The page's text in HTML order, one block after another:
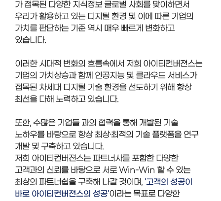
가 접목된 다양한 지식정보 글로벌 사회를 맞이하면서
우리가 활용하고 있는 디지털 환경 및 이에 따른 기업의
가치를 판단하는 기준 역시 매우 빠르게 변화하고
있습니다.
이러한 시대적 변화의 흐름속에서 저희 아이티컨버젼스는
기업의 가치상승과 함께 인공지능 및 클라우드 서비스가
접목된 차세대 디지털 기술 환경을 선도하기 위해 항상
최선을 다해 노력하고 있습니다.
또한, 수많은 기업들 과의 협력을 통해 개발된 기술
노하우를 바탕으로 항상 최상·최적의 기술 플랫폼을 연구
개발 및 구축하고 있습니다.
저희 아이티컨버젼스는 파트너사를 포함한 다양한
고객과의 신뢰를 바탕으로 서로 Win-Win 할 수 있는
최상의 파트너쉽을 구축해 나갈 것이며, '고객의 성공이
바로 아이티컨버젼스의 성공'이라는 목표로 다양한